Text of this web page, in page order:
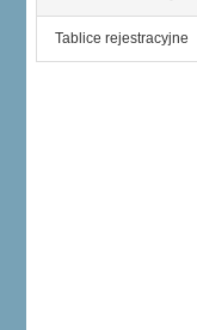
Tablice rejestracyjne